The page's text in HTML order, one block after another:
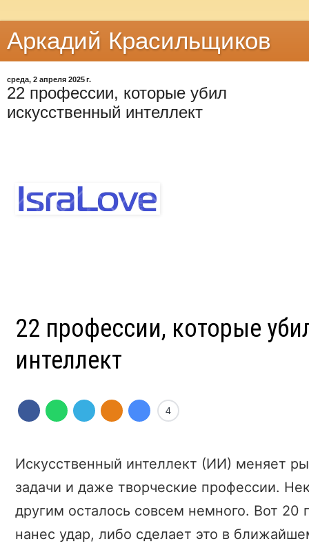
Аркадий Красильщиков
среда, 2 апреля 2025 г.
22 профессии, которые убил
искусственный интеллект
22 профессии, которые
интеллект
4
Искусственный интеллект (ИИ) меняет
задачи и даже творческие профессии.
другим осталось совсем немного. Вот
нанес удар, либо сделает это в